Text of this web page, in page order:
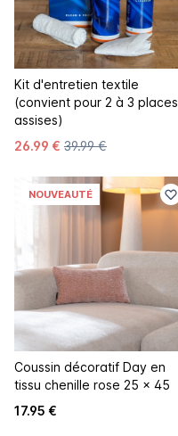
Kit d'entretien textile
(convient pour 2 à 3 places
assises)
26.99 € 39.99 €
NOUVEAUTÉ
Coussin décoratif Day en
tissu chenille rose 25 x 45
17.95 €